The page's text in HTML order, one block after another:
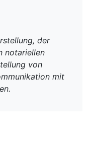
der
notariellen
von
mit